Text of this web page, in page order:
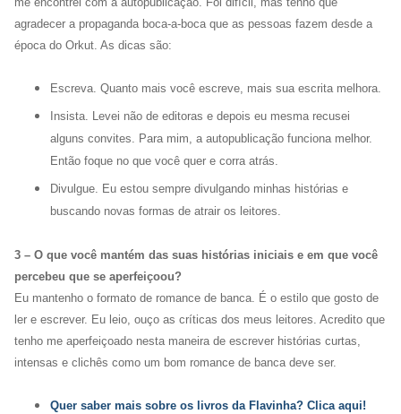
agradecer a propaganda boca-a-boca que as pessoas fazem desde a
época do Orkut. As dicas são:
Escreva. Quanto mais você escreve, mais sua escrita melhora.
Insista. Levei não de editoras e depois eu mesma recusei
alguns convites. Para mim, a autopublicação funciona melhor.
Então foque no que você quer e corra atrás.
Divulgue. Eu estou sempre divulgando minhas histórias e
buscando novas formas de atrair os leitores.
3 – O que você mantém das suas histórias iniciais e em que você
percebeu que se aperfeiçoou?
Eu mantenho o formato de romance de banca. É o estilo que gosto de
ler e escrever. Eu leio, ouço as críticas dos meus leitores. Acredito que
tenho me aperfeiçoado nesta maneira de escrever histórias curtas,
intensas e clichês como um bom romance de banca deve ser.
Quer saber mais sobre os livros da Flavinha? Clica aqui!